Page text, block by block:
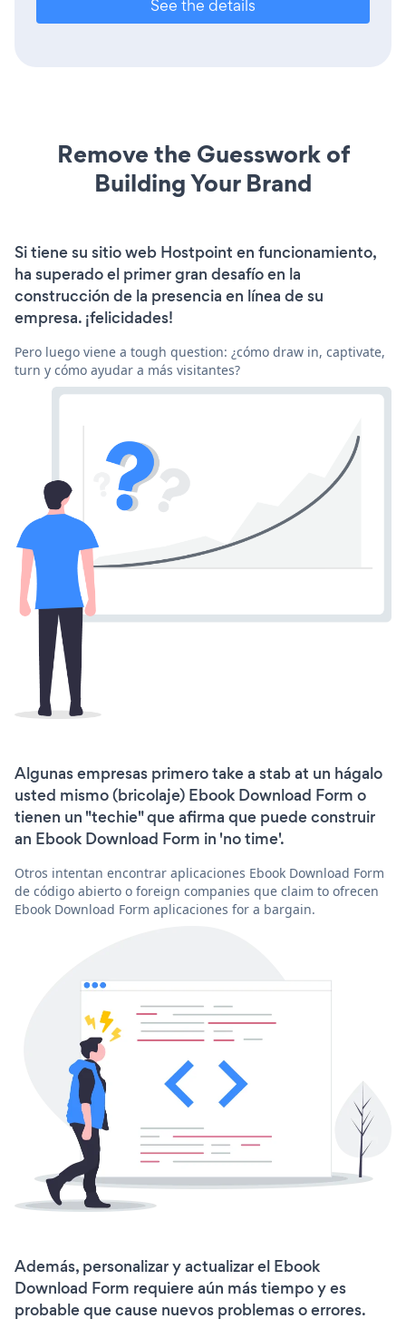
See the details
Remove the Guesswork of
Building Your Brand
Si tiene su sitio web Hostpoint en funcionamiento,
ha superado el primer gran desafío en la
construcción de la presencia en línea de su
empresa. ¡felicidades!
Pero luego viene a tough question: ¿cómo draw in, captivate,
turn y cómo ayudar a más visitantes?
Algunas empresas primero take a stab at un hágalo
usted mismo (bricolaje) Ebook Download Form o
tienen un "techie" que afirma que puede construir
an Ebook Download Form in 'no time'.
Otros intentan encontrar aplicaciones Ebook Download Form
de código abierto o foreign companies que claim to ofrecen
Ebook Download Form aplicaciones for a bargain.
Además, personalizar y actualizar el Ebook
Download Form requiere aún más tiempo y es
probable que cause nuevos problemas o errores.